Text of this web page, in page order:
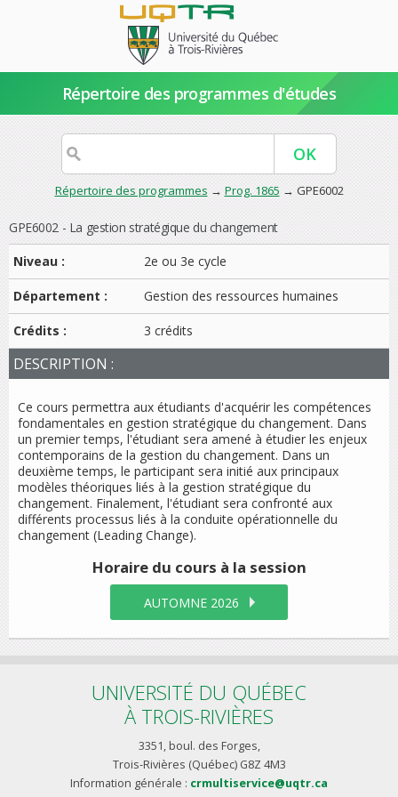
Répertoire des programmes d'études
Répertoire des programmes → Prog. 1865 → GPE6002
GPE6002 - La gestion stratégique du changement
Niveau :
2e ou 3e cycle
Département : Gestion des ressources humaines
Crédits : 3 crédits
DESCRIPTION :
Ce cours permettra aux étudiants d'acquérir les compétences
fondamentales en gestion stratégique du changement. Dans
un premier temps, l'étudiant sera amené à étudier les enjeux
contemporains de la gestion du changement. Dans un
deuxième temps, le participant sera initié aux principaux
modèles théoriques liés à la gestion stratégique du
changement. Finalement, l'étudiant sera confronté aux
différents processus liés à la conduite opérationnelle du
changement (Leading Change).
Horaire du cours à la session
AUTOMNE 2026
UNIVERSITÉ DU QUÉBEC
À TROIS-RIVIÈRES
3351, boul. des Forges,
Trois-Rivières (Québec) G8Z 4M3
Information générale : crmultiservice@uqtr.ca